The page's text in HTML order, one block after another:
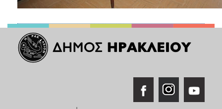
ΕΠΙΣΚΕΠΤΗΣ
ΗΡΑΚΛΕΙΟ